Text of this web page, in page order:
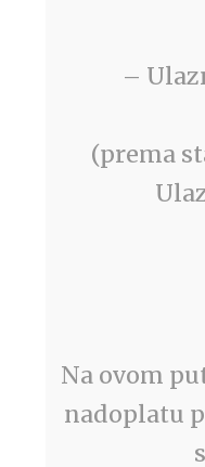
–
(prema
Na ovom
nadoplatu